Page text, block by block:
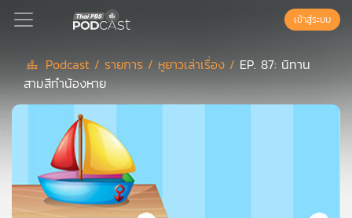
Podcast
สต์
แนะนำ
เข้าสู่ระบบ
Podcast / รายการ / หูยาวเล่าเรื่อง / EP. 87: นิทาน
สามสีทำน้องหาย